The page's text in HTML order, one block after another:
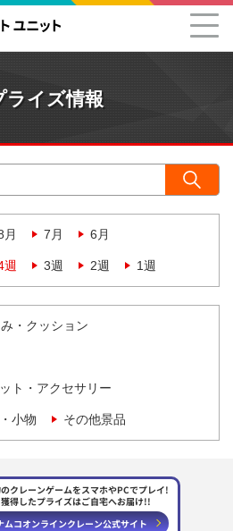
ライズ情報
月 7月 6月
週 3週 2週 1週
・クッション
ト・アクセサリー
小物 その他景品
クレーンゲームをスマホやPCでプレイ!
獲得したプライズはご自宅へお届け!!
ムコオンラインクレーン公式サイト